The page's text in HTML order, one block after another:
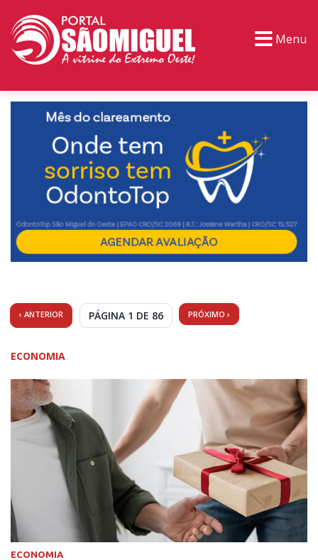
Menu
PORTAL TV EVENTOS CLASSIFICADOS
‹ ANTERIOR PÁGINA 1 DE 86 PRÓXIMO ›
ECONOMIA
ECONOMIA